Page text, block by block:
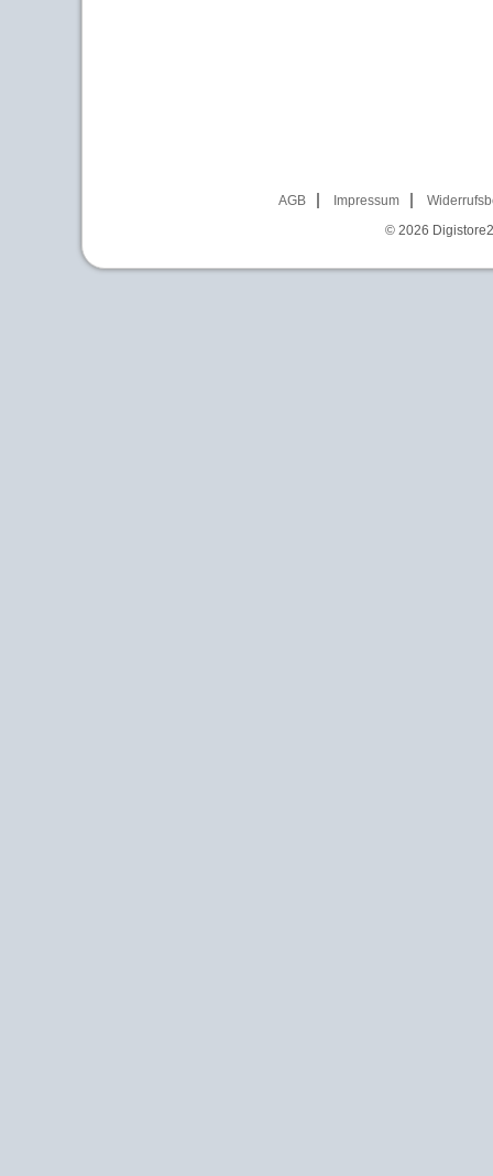
AGB Impressum
© 2026